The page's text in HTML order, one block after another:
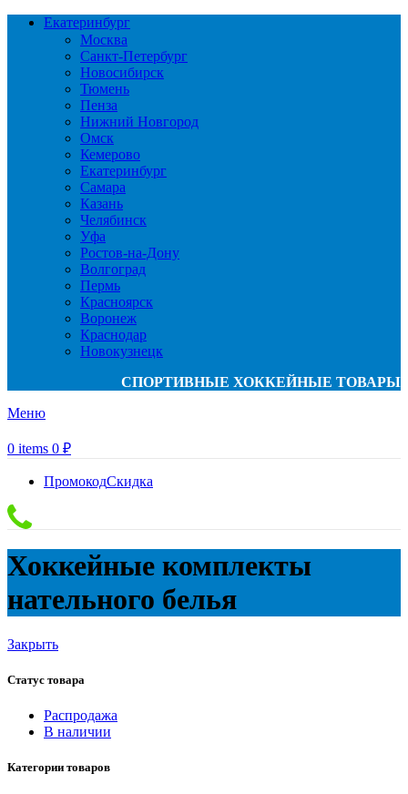
Екатеринбург
Москва
Санкт-Петербург
Новосибирск
Тюмень
Пенза
Нижний Новгород
Омск
Кемерово
Екатеринбург
Самара
Казань
Челябинск
Уфа
Ростов-на-Дону
Волгоград
Пермь
Красноярск
Воронеж
Краснодар
Новокузнецк
СПОРТИВНЫЕ ХОККЕЙНЫЕ ТОВАРЫ
Меню
0 items 0 ₽
ПромокодСкидка
Хоккейные комплекты
нательного белья
Закрыть
Статус товара
Распродажа
В наличии
Категории товаров